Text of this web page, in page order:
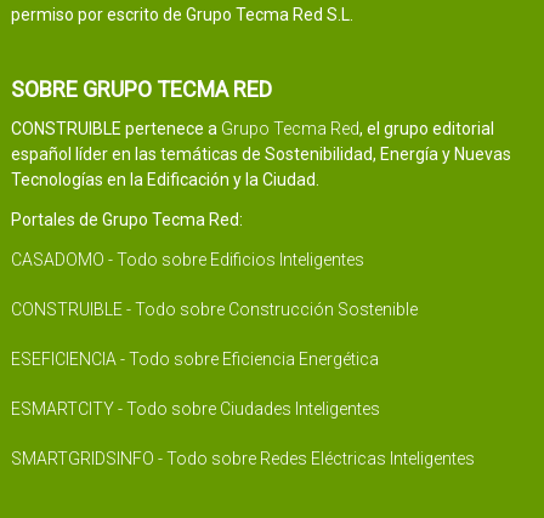
permiso por escrito de Grupo Tecma Red S.L.
SOBRE GRUPO TECMA RED
CONSTRUIBLE pertenece a Grupo Tecma Red, el grupo editorial
español líder en las temáticas de Sostenibilidad, Energía y Nuevas
Tecnologías en la Edificación y la Ciudad.
Portales de Grupo Tecma Red:
CASADOMO - Todo sobre Edificios Inteligentes
CONSTRUIBLE - Todo sobre Construcción Sostenible
ESEFICIENCIA - Todo sobre Eficiencia Energética
ESMARTCITY - Todo sobre Ciudades Inteligentes
SMARTGRIDSINFO - Todo sobre Redes Eléctricas Inteligentes